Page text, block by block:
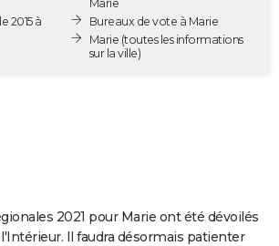
2015 à
Marie
Bureaux de vote à Marie
Marie (toutes les informations
sur la ville)
2021 pour Marie ont été dévoilés
Il faudra désormais patienter